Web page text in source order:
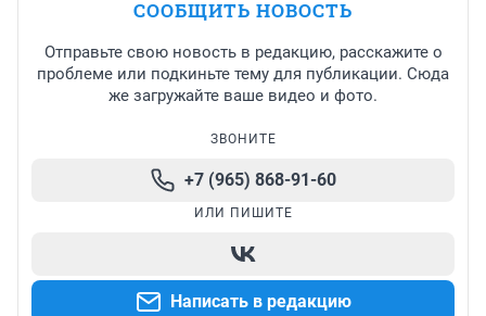
СООБЩИТЬ НОВОСТЬ
Отправьте свою новость в редакцию, расскажите о
проблеме или подкиньте тему для публикации. Сюда
же загружайте ваше видео и фото.
ЗВОНИТЕ
+7 (965) 868-91-60
ИЛИ ПИШИТЕ
Написать в редакцию